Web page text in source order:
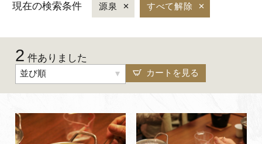
パンフレットダウンロード
よくあるご質問・お問い合わせ
プライバシーポリシー
現在の検索条件 源泉 すべて解除
2 件ありました
並び順 カートを見る